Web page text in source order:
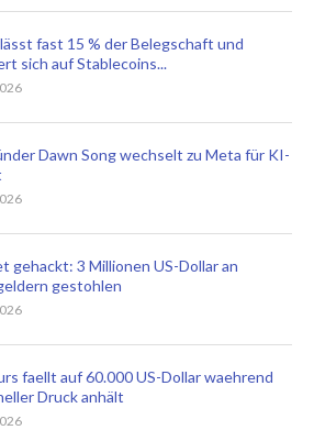
fast 15 % der Belegschaft und
sich auf Stablecoins...
Dawn Song wechselt zu Meta für KI-
gehackt: 3 Millionen US-Dollar an
gestohlen
faellt auf 60.000 US-Dollar waehrend
Druck anhält